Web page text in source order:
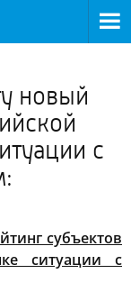
новый
с
субъектов
ситуации с